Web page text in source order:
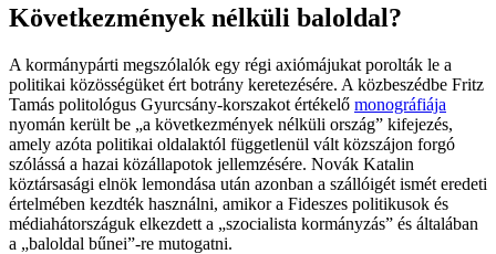
Következmények nélküli baloldal?
A kormánypárti megszólalók egy régi axiómájukat porolták le a
politikai közösségüket ért botrány keretezésére. A közbeszédbe Fritz
Tamás politológus Gyurcsány-korszakot értékelő monográfiája
nyomán került be „a következmények nélküli ország” kifejezés,
amely azóta politikai oldalaktól függetlenül vált közszájon forgó
szólássá a hazai közállapotok jellemzésére. Novák Katalin
köztársasági elnök lemondása után azonban a szállóigét ismét eredeti
értelmében kezdték használni, amikor a Fideszes politikusok és
médiahátországuk elkezdett a „szocialista kormányzás” és általában
a „baloldal bűnei”-re mutogatni.